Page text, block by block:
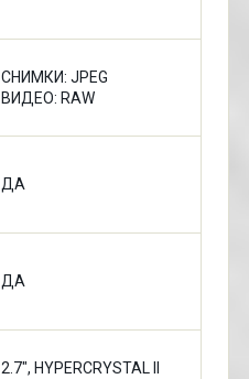
СНИМКИ: JPEG
ВИДЕО: RAW
ДА
ДА
2.7", HYPERCRYSTAL II